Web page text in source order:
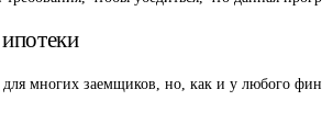
многих заемщиков, но, как и у любого